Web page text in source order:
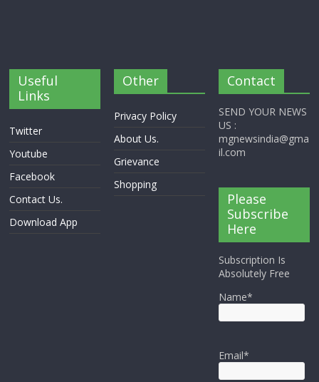
Useful
Links
Twitter
Youtube
Facebook
Contact Us.
Download App
Other
Privacy Policy
About Us.
Grievance
Shopping
Contact
SEND YOUR NEWS
US :
mgnewsindia@gma
il.com
Please
Subscribe
Here
Subscription Is
Absolutely Free
Name*
Email*